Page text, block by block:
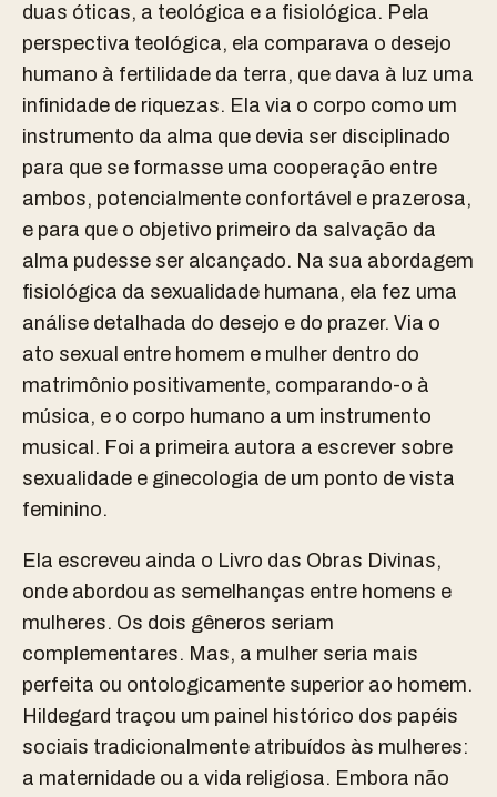
duas óticas, a teológica e a fisiológica. Pela
perspectiva teológica, ela comparava o desejo
humano à fertilidade da terra, que dava à luz uma
infinidade de riquezas. Ela via o corpo como um
instrumento da alma que devia ser disciplinado
para que se formasse uma cooperação entre
ambos, potencialmente confortável e prazerosa,
e para que o objetivo primeiro da salvação da
alma pudesse ser alcançado. Na sua abordagem
fisiológica da sexualidade humana, ela fez uma
análise detalhada do desejo e do prazer. Via o
ato sexual entre homem e mulher dentro do
matrimônio positivamente, comparando-o à
música, e o corpo humano a um instrumento
musical. Foi a primeira autora a escrever sobre
sexualidade e ginecologia de um ponto de vista
feminino.
Ela escreveu ainda o Livro das Obras Divinas,
onde abordou as semelhanças entre homens e
mulheres. Os dois gêneros seriam
complementares. Mas, a mulher seria mais
perfeita ou ontologicamente superior ao homem.
Hildegard traçou um painel histórico dos papéis
sociais tradicionalmente atribuídos às mulheres:
a maternidade ou a vida religiosa. Embora não